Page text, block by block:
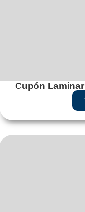
Cupón